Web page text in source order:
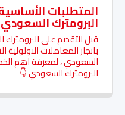
المتطلبات
البرومترك السعودي
قبل التقديم على
بانجاز المعاملات الاولولية
السعودي ، لمعرفة اهم
البرومترك السعودي 👇